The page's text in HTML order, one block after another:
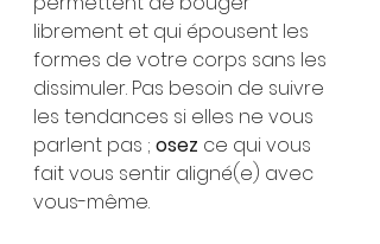
librement et qui épousent les
formes de votre corps sans les
dissimuler. Pas besoin de suivre
les tendances si elles ne vous
parlent pas ; osez ce qui vous
fait vous sentir aligné(e) avec
vous-même.